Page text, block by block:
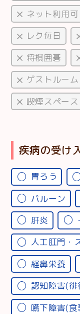
ネット利用可
レク毎日
将棋囲碁
ゲストルーム
喫煙スペース
疾病の受け
胃ろう
バルーン
肝炎
人工肛門・
経鼻栄養
認知障害(徘
嚥下障害(